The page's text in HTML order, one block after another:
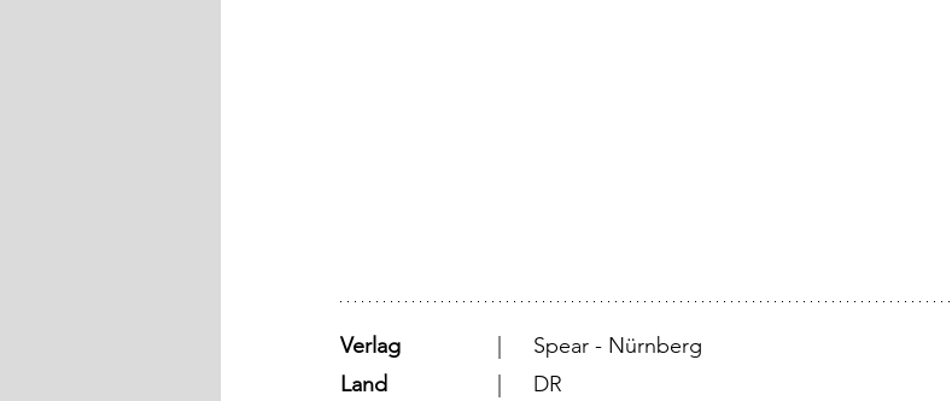
Verlag
		  |	Spear - Nürnberg
Land
		  |	DR